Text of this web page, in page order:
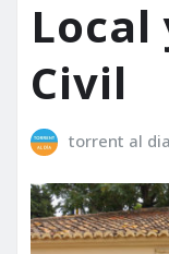
Local
Civil
torrent al dia